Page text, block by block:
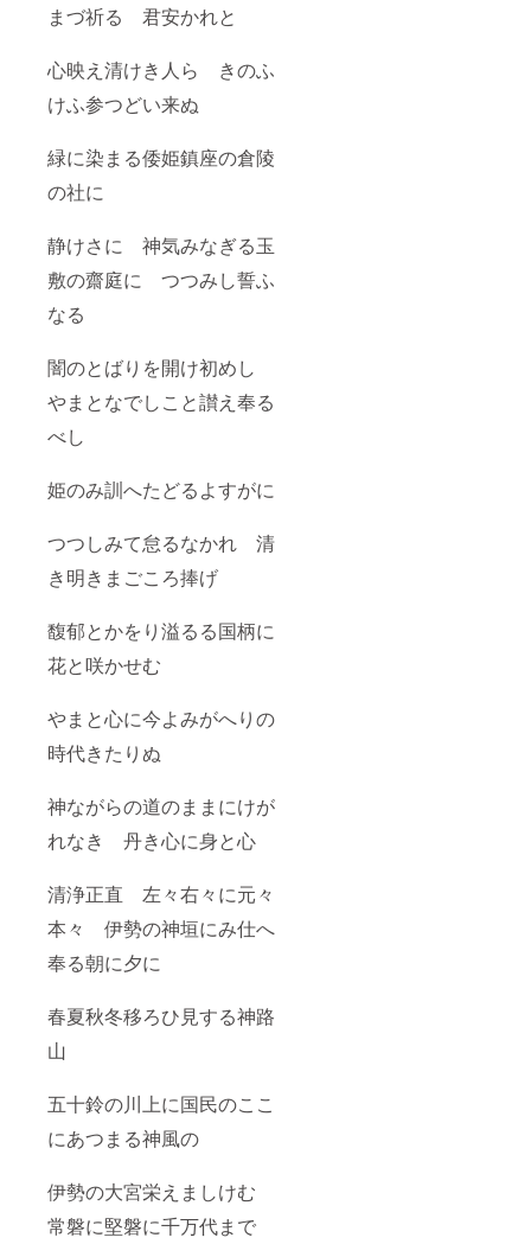
まづ祈る 君安かれと
心映え清けき人ら きのふ
けふ参つどい来ぬ
緑に染まる倭姫鎮座の倉陵
の社に
静けさに 神気みなぎる玉
敷の齋庭に つつみし誓ふ
なる
闇のとばりを開け初めし
やまとなでしこと讃え奉る
べし
姫のみ訓へたどるよすがに
つつしみて怠るなかれ 清
き明きまごころ捧げ
馥郁とかをり溢るる国柄に
花と咲かせむ
やまと心に今よみがへりの
時代きたりぬ
神ながらの道のままにけが
れなき 丹き心に身と心
清浄正直 左々右々に元々
本々 伊勢の神垣にみ仕へ
奉る朝に夕に
春夏秋冬移ろひ見する神路
山
五十鈴の川上に国民のここ
にあつまる神風の
伊勢の大宮栄えましけむ
常磐に堅磐に千万代まで